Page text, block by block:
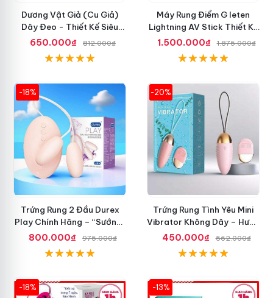
Dương Vật Giả (Cu Giả)
Dây Đeo - Thiết Kế Siêu
Ngầu, Giá Cực Rẻ
650.000₫ 812.000₫
Máy Rung Điểm G leten
Lightning AV Stick Thiết Kế
Thông Minh
1.500.000₫ 1.875.000₫
-18%
Trứng Rung 2 Đầu Durex
Play Chính Hãng – “Sướng”
Đã Đời
800.000₫ 975.000₫
-20%
Trứng Rung Tình Yêu Mini
Vibrator Không Dây – Hưng
Phấn Mọi Nơi
450.000₫ 562.000₫
-18% -13%